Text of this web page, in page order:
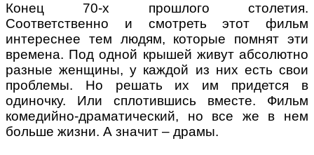
Конец 70-х прошлого столетия.
Соответственно и смотреть этот фильм
интереснее тем людям, которые помнят эти
времена. Под одной крышей живут абсолютно
разные женщины, у каждой из них есть свои
проблемы. Но решать их им придется в
одиночку. Или сплотившись вместе. Фильм
комедийно-драматический, но все же в нем
больше жизни. А значит – драмы.